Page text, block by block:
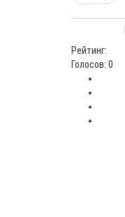
Рейтинг:
Голосов: 0